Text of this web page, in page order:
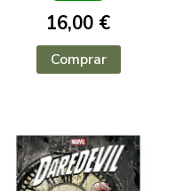
16,00 €
Comprar